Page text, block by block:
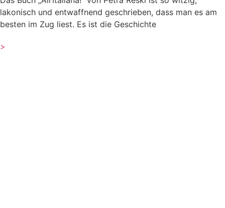
lakonisch und entwaffnend geschrieben, dass man es am
besten im Zug liest. Es ist die Geschichte
>